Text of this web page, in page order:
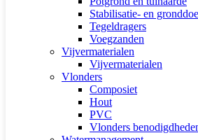
Stabilisatie- en
Tegeldragers
Voegzanden
Vijvermaterialen
Vijvermaterialen
Vlonders
Composiet
Hout
PVC
Vlonders